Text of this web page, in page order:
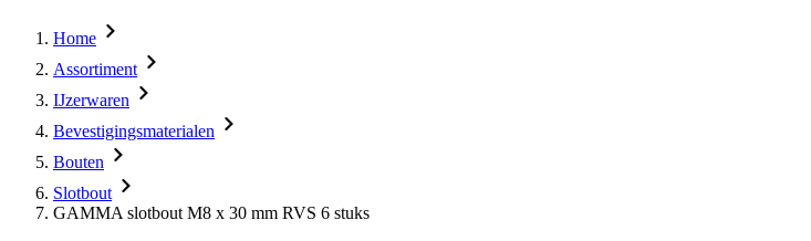
Home
Assortiment
IJzerwaren
Bevestigingsmaterialen
Bouten
Slotbout
GAMMA slotbout M8 x 30 mm RVS 6 stuks